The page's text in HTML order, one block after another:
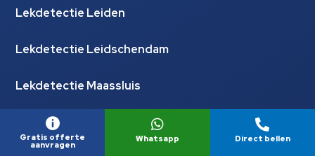
Lekdetectie Leiden
Lekdetectie Leidschendam
Lekdetectie Maassluis

Gratis offerte
aanvragen

Whatsapp

Direct bellen